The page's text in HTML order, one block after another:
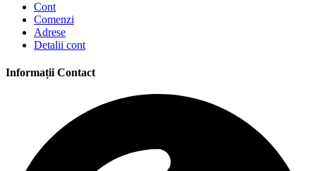
Cont
Comenzi
Adrese
Detalii cont
Informații Contact